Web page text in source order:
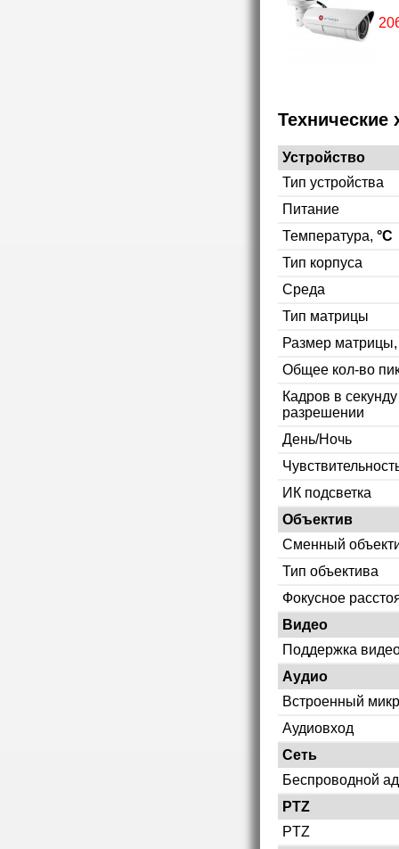
Технические
Устройство
Тип устройства
Питание
Температура, °C
Тип корпуса
Среда
Тип матрицы
Размер
Общее кол-во
Кадров в
разрешении
День/Ночь
ИК подсветка
Объектив
Сменный
Тип объектива
Фокусное
Видео
Поддержка
Аудио
Встроенный
Аудиовход
Сеть
Беспроводной
PTZ
PTZ